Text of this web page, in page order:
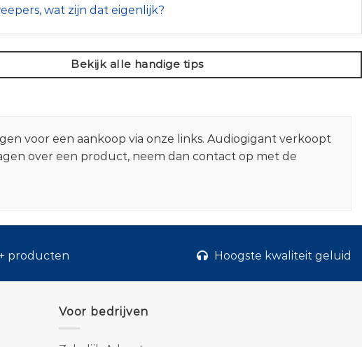
wat zijn dat eigenlijk?
Bekijk alle handige tips
voor een aankoop via onze links. Audiogigant verkoopt
over een product, neem dan contact op met de
producten Hoogste kwaliteit geluid
Voor bedrijven